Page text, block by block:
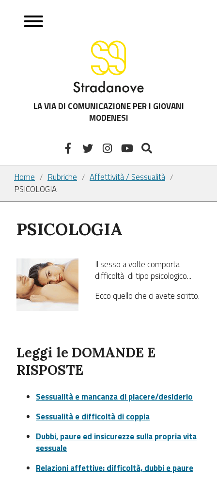
LA VIA DI COMUNICAZIONE PER I GIOVANI
MODENESI
Home / Rubriche / Affettività / Sessualità /
PSICOLOGIA
PSICOLOGIA
Il sesso a volte comporta
difficoltà di tipo psicologico...
Ecco quello che ci avete scritto.
Leggi le DOMANDE E
RISPOSTE
Sessualità e mancanza di piacere/desiderio
Sessualità e difficoltà di coppia
Dubbi, paure ed insicurezze sulla propria vita
sessuale
Relazioni affettive: difficoltà, dubbi e paure